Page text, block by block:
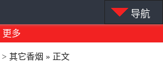
更多
导航
> 其它香烟 » 正文